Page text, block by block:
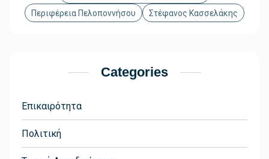
Περιφέρεια Πελοποννήσου
Στέφανος Κασσελάκης
Categories
Επικαιρότητα
Πολιτική